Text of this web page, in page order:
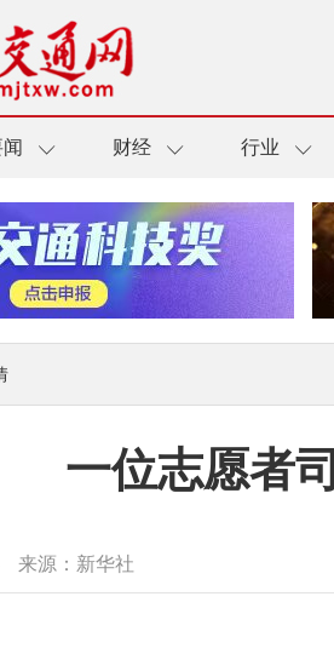
财经 行业
一位志愿者
来源：新华社